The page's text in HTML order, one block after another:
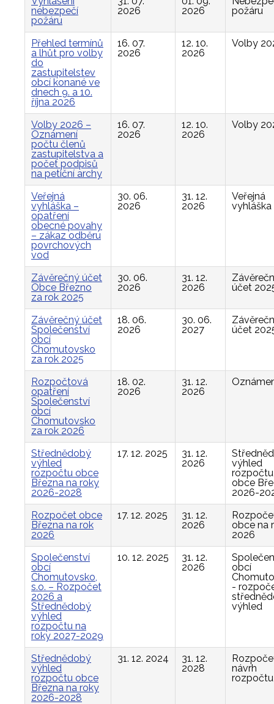
nebezpečí
požáru
2026
2026
požáru
Přehled termínů
a lhůt pro volby
do
zastupitelstev
obcí konané ve
dnech 9. a 10.
října 2026
16. 07.
2026
12. 10.
2026
Volby
Volby 2026 –
Oznámení
počtu členů
zastupitelstva a
počet podpisů
na petiční archy
16. 07.
2026
12. 10.
2026
Volby
Veřejná
vyhláška –
opatření
obecné povahy
– zákaz odběru
povrchových
vod
30. 06.
2026
31. 12.
2026
Veřejná
vyhláška
Závěrečný účet
Obce Březno
za rok 2025
30. 06.
2026
31. 12.
2026
účet
Závěrečný účet
Společenství
obcí
Chomutovsko
za rok 2025
18. 06.
2026
30. 06.
2027
účet
Rozpočtová
opatření
Společenství
obcí
Chomutovsko
za rok 2026
18. 02.
2026
31. 12.
2026
Střednědobý
výhled
rozpočtu obce
Března na roky
2026-2028
17. 12. 2025
31. 12.
2026
výhled
rozpočtu
obce
2026-
Rozpočet obce
Března na rok
2026
17. 12. 2025
31. 12.
2026
obce na
2026
Společenství
obcí
Chomutovsko,
s.o. – Rozpočet
2026 a
Střednědobý
výhled
rozpočtu na
roky 2027-2029
10. 12. 2025
31. 12.
2026
obcí
-
výhled
Střednědobý
výhled
rozpočtu obce
Března na roky
2026-2028
31. 12. 2024
31. 12.
2028
návrh
rozpočtu